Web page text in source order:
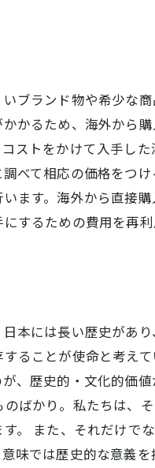
ブランド物や希少な
かるため、海外から
ストをかけて入手し
べて相応の価格をつ
ます。海外から直接
するための費用を再利
本には長い歴史があ
ことが使命と考えて
、歴史的・文化的価
ばかり。私たちは、
。 また、それだけで
味では歴史的な意義